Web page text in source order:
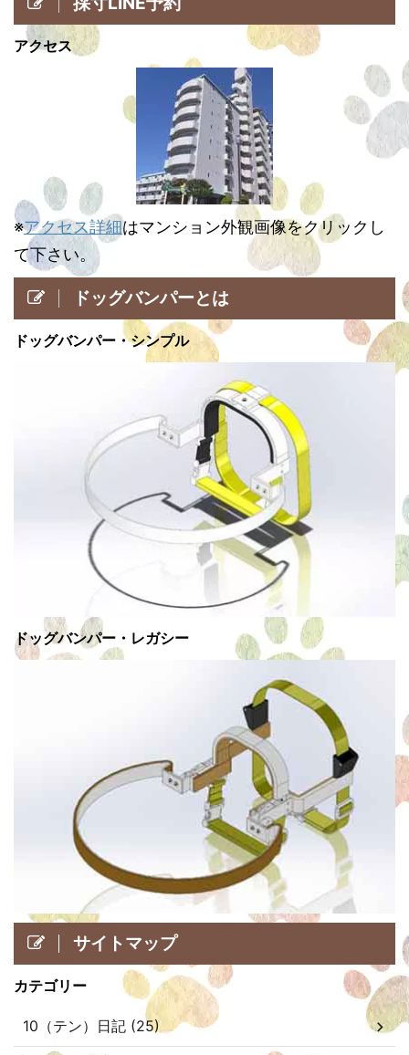
アクセス
※アクセス詳細はマンション外観画像をクリックし
て下さい。
ドッグバンパーとは
ドッグバンパー・シンプル
ドッグバンパー・レガシー
サイトマップ
カテゴリー
10（テン）日記 (25)